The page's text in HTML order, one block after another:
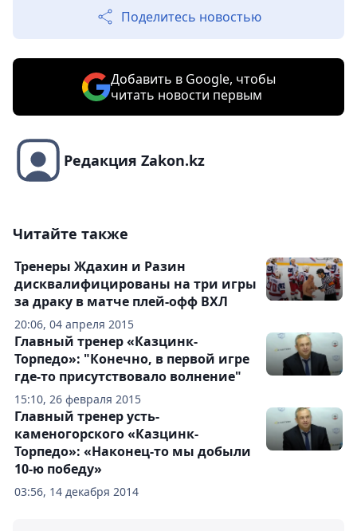
Поделитесь новостью
Добавить в Google, чтобы
читать новости первым
Редакция Zakon.kz
Читайте также
20:06, 04 апреля 2015
Тренеры Ждахин и Разин
дисквалифицированы на три игры
за драку в матче плей-офф ВХЛ
15:10, 26 февраля 2015
Главный тренер «Казцинк-
Торпедо»: "Конечно, в первой игре
где-то присутствовало волнение"
03:56, 14 декабря 2014
Главный тренер усть-
каменогорского «Казцинк-
Торпедо»: «Наконец-то мы добыли
10-ю победу»